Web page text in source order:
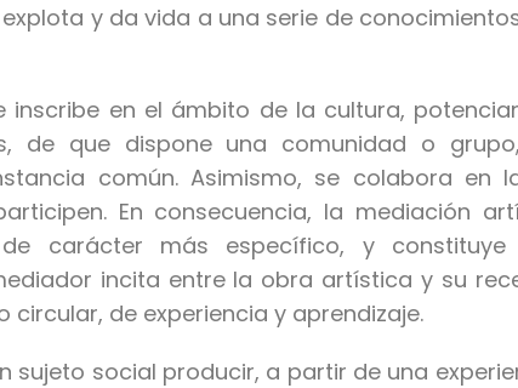
y da vida a una serie de
inscribe en el ámbito de la cultura,
de que dispone una comunidad o
común. Asimismo, se colabora en
En consecuencia, la mediación
carácter más específico, y
incita entre la obra artística y su
de experiencia y aprendizaje.
sujeto social producir, a partir de una